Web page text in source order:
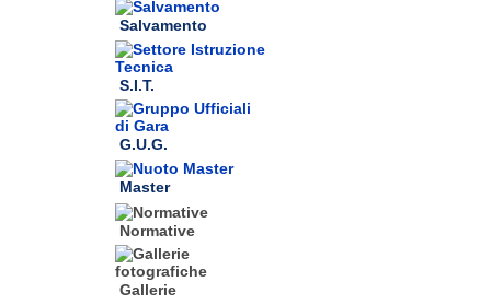
Salvamento
S.I.T.
G.U.G.
Master
Normative
Gallerie